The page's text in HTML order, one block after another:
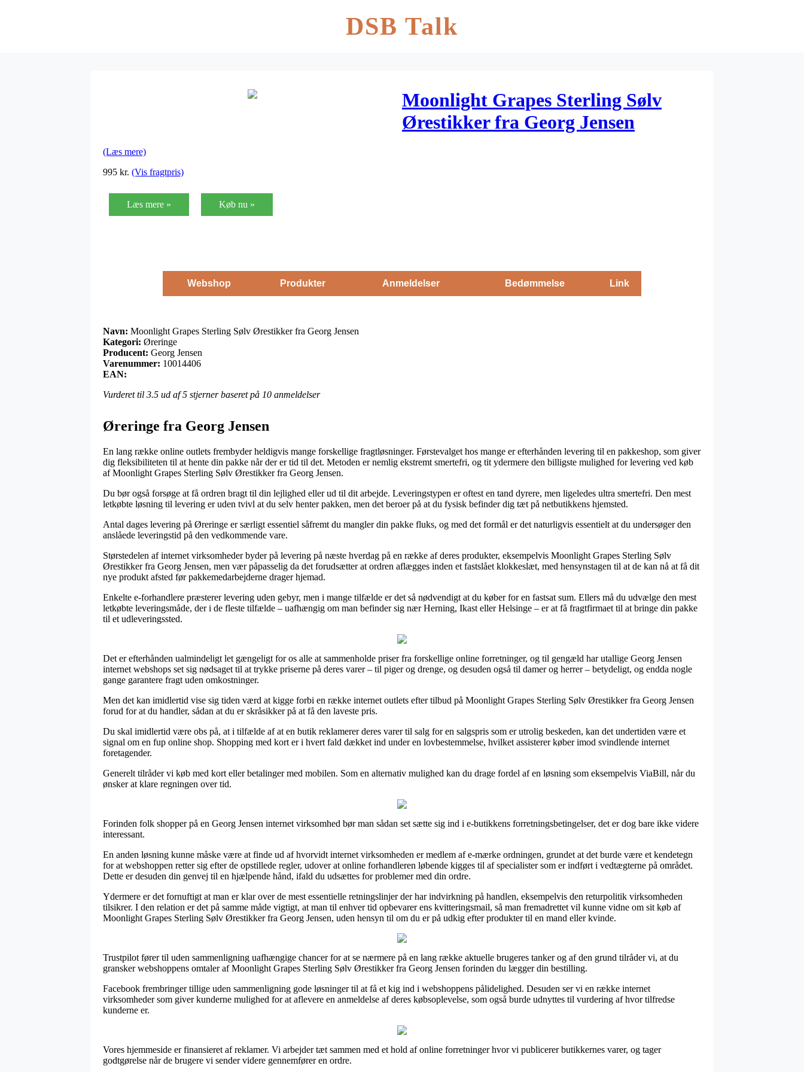
DSB Talk
Moonlight Grapes Sterling Sølv
Ørestikker fra Georg Jensen
(Læs mere)
995 kr. (Vis fragtpris)
Læs mere » Køb nu »
Webshop Produkter Anmeldelser Bedømmelse Link
Navn: Moonlight Grapes Sterling Sølv Ørestikker fra Georg Jensen
Kategori: Øreringe
Producent: Georg Jensen
Varenummer: 10014406
EAN:
Vurderet til 3.5 ud af 5 stjerner baseret på 10 anmeldelser
Øreringe fra Georg Jensen
En lang række online outlets frembyder heldigvis mange forskellige fragtløsninger. Førstevalget hos mange er efterhånden levering til en pakkeshop, som giver
dig fleksibiliteten til at hente din pakke når der er tid til det. Metoden er nemlig ekstremt smertefri, og tit ydermere den billigste mulighed for levering ved køb
af Moonlight Grapes Sterling Sølv Ørestikker fra Georg Jensen.
Du bør også forsøge at få ordren bragt til din lejlighed eller ud til dit arbejde. Leveringstypen er oftest en tand dyrere, men ligeledes ultra smertefri. Den mest
letkøbte løsning til levering er uden tvivl at du selv henter pakken, men det beroer på at du fysisk befinder dig tæt på netbutikkens hjemsted.
Antal dages levering på Øreringe er særligt essentiel såfremt du mangler din pakke fluks, og med det formål er det naturligvis essentielt at du undersøger den
anslåede leveringstid på den vedkommende vare.
Størstedelen af internet virksomheder byder på levering på næste hverdag på en række af deres produkter, eksempelvis Moonlight Grapes Sterling Sølv
Ørestikker fra Georg Jensen, men vær påpasselig da det forudsætter at ordren aflægges inden et fastslået klokkeslæt, med hensynstagen til at de kan nå at få dit
nye produkt afsted før pakkemedarbejderne drager hjemad.
Enkelte e-forhandlere præsterer levering uden gebyr, men i mange tilfælde er det så nødvendigt at du køber for en fastsat sum. Ellers må du udvælge den mest
letkøbte leveringsmåde, der i de fleste tilfælde – uafhængig om man befinder sig nær Herning, Ikast eller Helsinge – er at få fragtfirmaet til at bringe din pakke
til et udleveringssted.
Det er efterhånden ualmindeligt let gængeligt for os alle at sammenholde priser fra forskellige online forretninger, og til gengæld har utallige Georg Jensen
internet webshops set sig nødsaget til at trykke priserne på deres varer – til piger og drenge, og desuden også til damer og herrer – betydeligt, og endda nogle
gange garantere fragt uden omkostninger.
Men det kan imidlertid vise sig tiden værd at kigge forbi en række internet outlets efter tilbud på Moonlight Grapes Sterling Sølv Ørestikker fra Georg Jensen
forud for at du handler, sådan at du er skråsikker på at få den laveste pris.
Du skal imidlertid være obs på, at i tilfælde af at en butik reklamerer deres varer til salg for en salgspris som er utrolig beskeden, kan det undertiden være et
signal om en fup online shop. Shopping med kort er i hvert fald dækket ind under en lovbestemmelse, hvilket assisterer køber imod svindlende internet
foretagender.
Generelt tilråder vi køb med kort eller betalinger med mobilen. Som en alternativ mulighed kan du drage fordel af en løsning som eksempelvis ViaBill, når du
ønsker at klare regningen over tid.
Forinden folk shopper på en Georg Jensen internet virksomhed bør man sådan set sætte sig ind i e-butikkens forretningsbetingelser, det er dog bare ikke videre
interessant.
En anden løsning kunne måske være at finde ud af hvorvidt internet virksomheden er medlem af e-mærke ordningen, grundet at det burde være et kendetegn
for at webshoppen retter sig efter de opstillede regler, udover at online forhandleren løbende kigges til af specialister som er indført i vedtægterne på området.
Dette er desuden din genvej til en hjælpende hånd, ifald du udsættes for problemer med din ordre.
Ydermere er det fornuftigt at man er klar over de mest essentielle retningslinjer der har indvirkning på handlen, eksempelvis den returpolitik virksomheden
tilsikrer. I den relation er det på samme måde vigtigt, at man til enhver tid opbevarer ens kvitteringsmail, så man fremadrettet vil kunne vidne om sit køb af
Moonlight Grapes Sterling Sølv Ørestikker fra Georg Jensen, uden hensyn til om du er på udkig efter produkter til en mand eller kvinde.
Trustpilot fører til uden sammenligning uafhængige chancer for at se nærmere på en lang række aktuelle brugeres tanker og af den grund tilråder vi, at du
gransker webshoppens omtaler af Moonlight Grapes Sterling Sølv Ørestikker fra Georg Jensen forinden du lægger din bestilling.
Facebook frembringer tillige uden sammenligning gode løsninger til at få et kig ind i webshoppens pålidelighed. Desuden ser vi en række internet
virksomheder som giver kunderne mulighed for at aflevere en anmeldelse af deres købsoplevelse, som også burde udnyttes til vurdering af hvor tilfredse
kunderne er.
Vores hjemmeside er finansieret af reklamer. Vi arbejder tæt sammen med et hold af online forretninger hvor vi publicerer butikkernes varer, og tager
godtgørelse når de brugere vi sender videre gennemfører en ordre.